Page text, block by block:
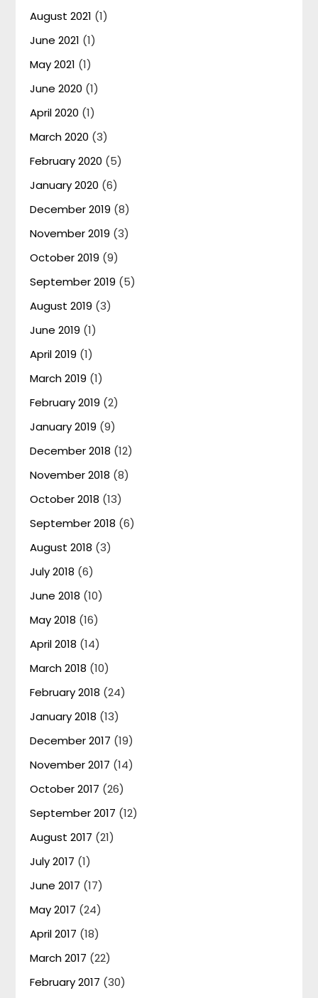
August 2021 (1)
June 2021 (1)
May 2021 (1)
June 2020 (1)
April 2020 (1)
March 2020 (3)
February 2020 (5)
January 2020 (6)
December 2019 (8)
November 2019 (3)
October 2019 (9)
September 2019 (5)
August 2019 (3)
June 2019 (1)
April 2019 (1)
March 2019 (1)
February 2019 (2)
January 2019 (9)
December 2018 (12)
November 2018 (8)
October 2018 (13)
September 2018 (6)
August 2018 (3)
July 2018 (6)
June 2018 (10)
May 2018 (16)
April 2018 (14)
March 2018 (10)
February 2018 (24)
January 2018 (13)
December 2017 (19)
November 2017 (14)
October 2017 (26)
September 2017 (12)
August 2017 (21)
July 2017 (1)
June 2017 (17)
May 2017 (24)
April 2017 (18)
March 2017 (22)
February 2017 (30)